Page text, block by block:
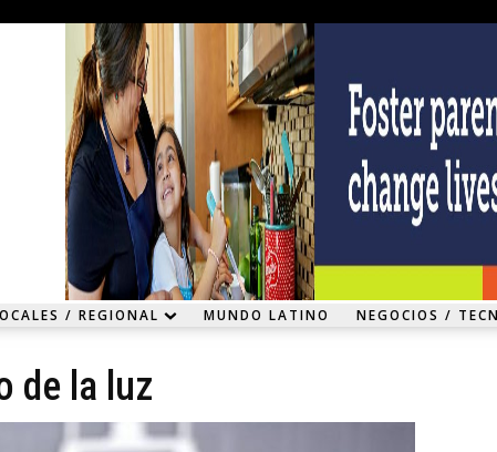
/ REGIONAL MUNDO LATINO NEGOCIOS /
de la luz